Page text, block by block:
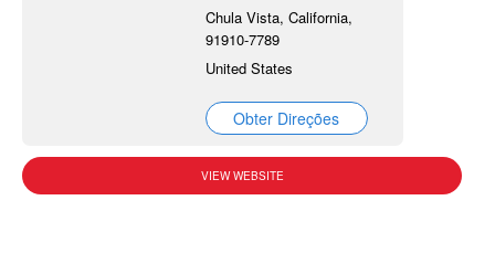
Chula Vista, California,
91910-7789
United States
Obter Direções
VIEW WEBSITE